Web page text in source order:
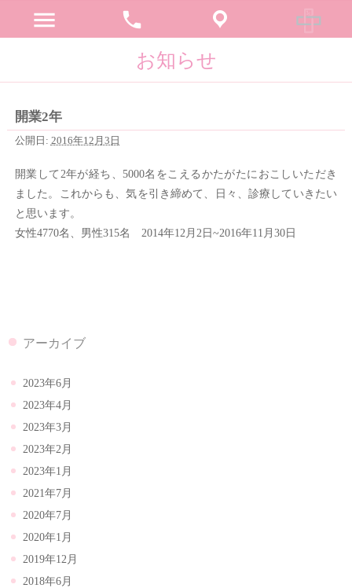
menu phone
お知らせ
開業2年
公開日: 2016年12月3日
開業して2年が経ち、5000名をこえるかたがたにおこしいただき
ました。これからも、気を引き締めて、日々、診療していきたい
と思います。
女性4770名、男性315名 2014年12月2日~2016年11月30日
アーカイブ
2023年6月
2023年4月
2023年3月
2023年2月
2023年1月
2021年7月
2020年7月
2020年1月
2019年12月
2018年6月